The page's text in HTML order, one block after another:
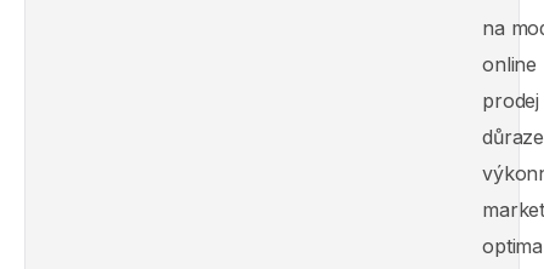
na
online
prodej